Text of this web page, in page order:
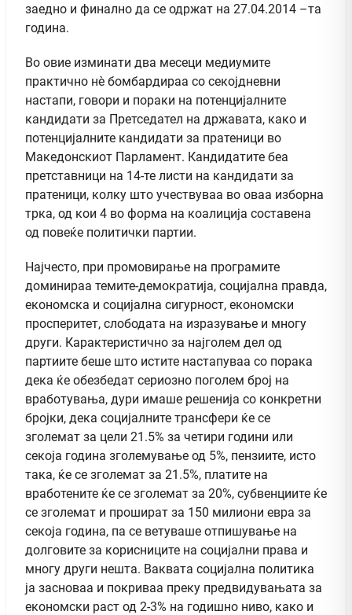
заедно и финално да се одржат на 27.04.2014 –та
година.
Во овие изминати два месеци медиумите
практично нè бомбардираа со секојдневни
настапи, говори и пораки на потенцијалните
кандидати за Претседател на државата, како и
потенцијалните кандидати за пратеници во
Македонскиот Парламент. Кандидатите беа
претставници на 14-те листи на кандидати за
пратеници, колку што учествуваа во оваа изборна
трка, од кои 4 во форма на коалиција составена
од повеќе политички партии.
Најчесто, при промовирање на програмите
доминираа темите-демократија, социјална правда,
економска и социјална сигурност, економски
просперитет, слободата на изразување и многу
други. Карактеристично за најголем дел од
партиите беше што истите настапуваа со порака
дека ќе обезбедат сериозно поголем број на
вработувања, дури имаше решенија со конкретни
бројки, дека социјалните трансфери ќе се
зголемат за цели 21.5% за четири години или
секоја година зголемување од 5%, пензиите, исто
така, ќе се зголемат за 21.5%, платите на
вработените ќе се зголемат за 20%, субвенциите ќе
се зголемат и прошират за 150 милиони евра за
секоја година, па се ветуваше отпишување на
долговите за корисниците на социјални права и
многу други нешта. Ваквата социјална политика
ја засноваа и покриваа преку предвидувањата за
економски раст од 2-3% на годишно ниво, како и